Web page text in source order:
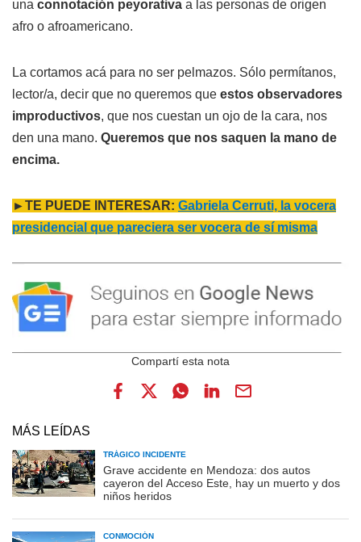
una connotación peyorativa a las personas de origen
afro o afroamericano.
La cortamos acá para no ser pelmazos. Sólo permítanos,
lector/a, decir que no queremos que estos observadores
improductivos, que nos cuestan un ojo de la cara, nos
den una mano. Queremos que nos saquen la mano de
encima.
►TE PUEDE INTERESAR: Gabriela Cerruti, la vocera
presidencial que pareciera ser vocera de sí misma
MÁS LEÍDAS
TRÁGICO INCIDENTE
Grave accidente en Mendoza: dos autos
cayeron del Acceso Este, hay un muerto y dos
niños heridos
CONMOCIÓN